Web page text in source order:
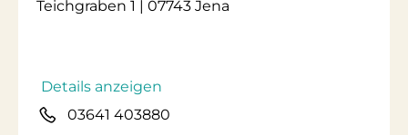
Teichgraben 1 | 07743 Jena
Details anzeigen
03641 403880